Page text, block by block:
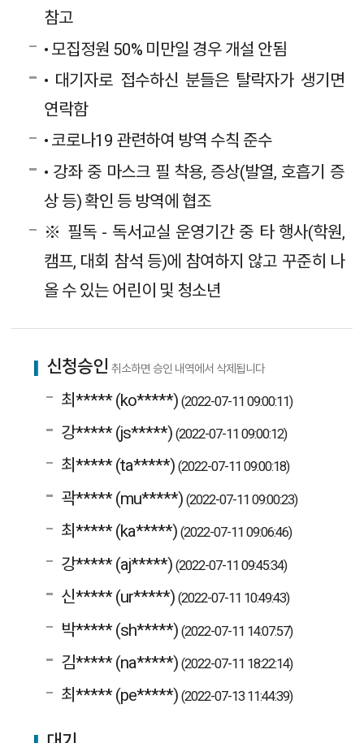
참고
• 모집정원 50% 미만일 경우 개설 안됨
• 대기자로 접수하신 분들은 탈락자가 생기면
연락함
• 코로나19 관련하여 방역 수칙 준수
• 강좌 중 마스크 필 착용, 증상(발열, 호흡기 증
상 등) 확인 등 방역에 협조
※ 필독 - 독서교실 운영기간 중 타 행사(학원,
캠프, 대회 참석 등)에 참여하지 않고 꾸준히 나
올 수 있는 어린이 및 청소년
신청승인 취소하면 승인 내역에서 삭제됩니다
최***** (ko*****) (2022-07-11 09:00:11)
강***** (js*****) (2022-07-11 09:00:12)
최***** (ta*****) (2022-07-11 09:00:18)
곽***** (mu*****) (2022-07-11 09:00:23)
최***** (ka*****) (2022-07-11 09:06:46)
강***** (aj*****) (2022-07-11 09:45:34)
신***** (ur*****) (2022-07-11 10:49:43)
박***** (sh*****) (2022-07-11 14:07:57)
김***** (na*****) (2022-07-11 18:22:14)
최***** (pe*****) (2022-07-13 11:44:39)